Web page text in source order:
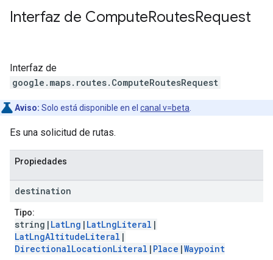
Interfaz de ComputeRoutesRequest
Interfaz de
google.maps.routes. ComputeRoutesRequest
Aviso: Solo está disponible en el canal v=beta
Es una solicitud de rutas.
Propiedades
destination
Tipo:
string| LatLng | LatLngLiteral |
LatLngAltitudeLiteral |
DirectionalLocationLiteral | Place |Waypoint